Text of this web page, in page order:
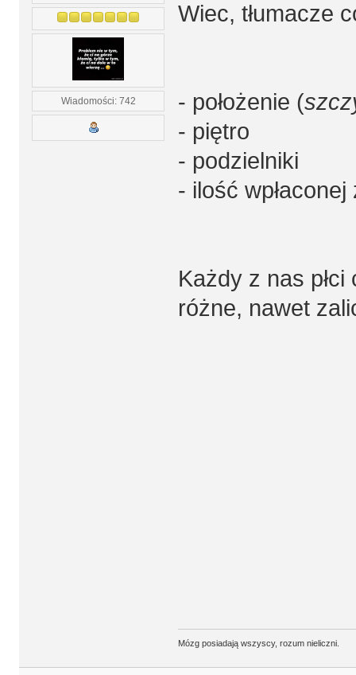
Wiadomości: 742
Wiec, tłumacze
- położenie (
- piętro
- podzielniki
- ilość wpłaconej
Każdy z nas
różne, nawet
Mózg posiadają wszyscy, rozum nieliczni.